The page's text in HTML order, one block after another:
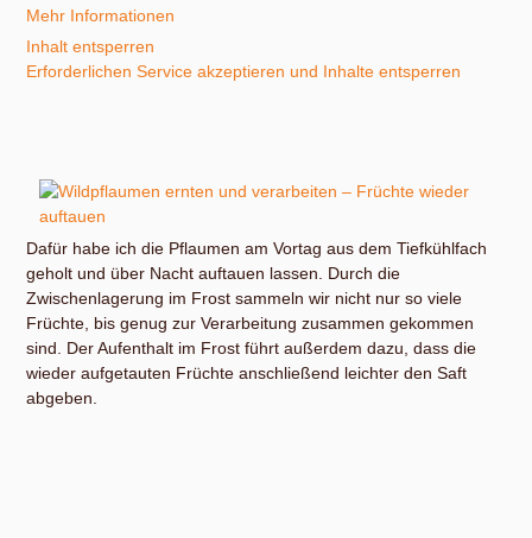
Mehr Informationen
Inhalt entsperren
Erforderlichen Service akzeptieren und Inhalte entsperren
Dafür habe ich die Pflaumen am Vortag aus dem Tiefkühlfach
geholt und über Nacht auftauen lassen. Durch die
Zwischenlagerung im Frost sammeln wir nicht nur so viele
Früchte, bis genug zur Verarbeitung zusammen gekommen
sind. Der Aufenthalt im Frost führt außerdem dazu, dass die
wieder aufgetauten Früchte anschließend leichter den Saft
abgeben.